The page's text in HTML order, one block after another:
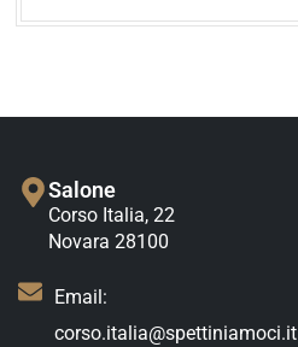
Salone
Corso Italia, 22
Novara 28100
Email:
corso.italia@spettiniamoci.it